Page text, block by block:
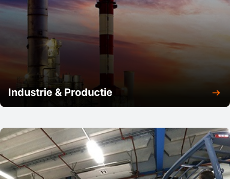
Industrie & Productie